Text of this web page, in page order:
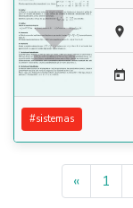
 

#sistemas
« 1